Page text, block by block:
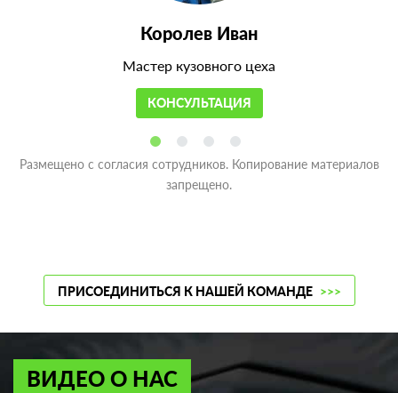
Королев Иван
Мастер кузовного цеха
КОНСУЛЬТАЦИЯ
Размещено с согласия сотрудников. Копирование материалов
запрещено.
ПРИСОЕДИНИТЬСЯ К НАШЕЙ КОМАНДЕ >>>
ВИДЕО О НАС